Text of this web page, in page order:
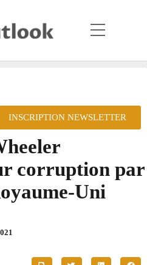
INSCRIPTION NEWSLETTER
corruption par
Uni